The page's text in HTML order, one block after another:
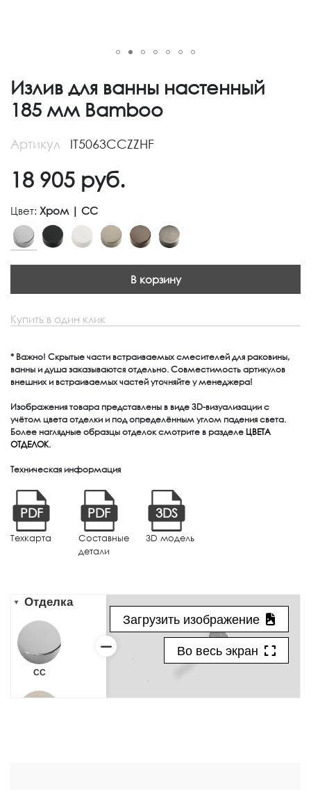
Излив для ванны настенный
185 мм Bamboo
Артикул IT5063CCZZHF
18 905 руб.
Цвет: Хром | CC
В корзину
Купить в один клик
* Важно! Скрытые части встраиваемых смесителей для раковины,
ванны и душа заказываются отдельно. Совместимость артикулов
внешних и встраиваемых частей уточняйте у менеджера!
Изображения товара представлены в виде 3D-визуализации с
учётом цвета отделки и под определённым углом падения света.
Более наглядные образцы отделок смотрите в разделе ЦВЕТА
ОТДЕЛОК.
Техническая информация
PDF
Техкарта
PDF
Составные
детали
3DS
3D модель